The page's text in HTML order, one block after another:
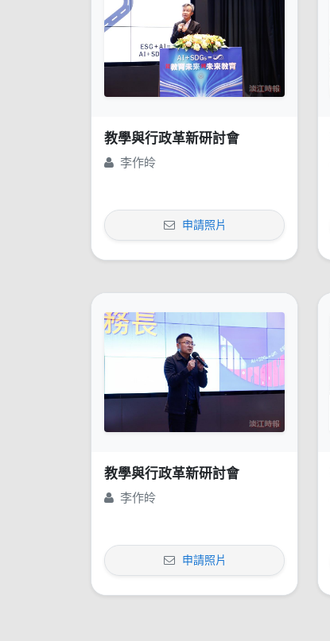
教學與行政革新研討會
李作皊
申請照片
教學與行政革新研討會
李作皊
申請照片